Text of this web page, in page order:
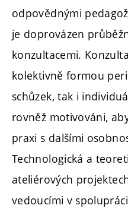
odpovědnými
je doprovázen
konzultacemi.
kolektivně formou
schůzek, tak i
rovněž motivováni,
praxi s dalšími
Technologická a
ateliérových
vedoucími v